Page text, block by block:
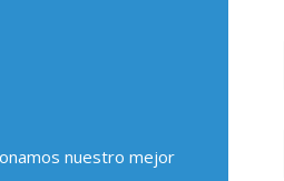
nuestro mejor